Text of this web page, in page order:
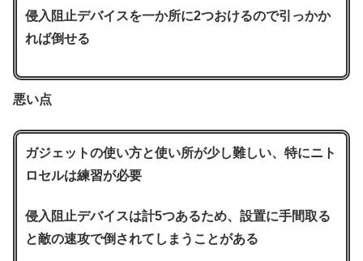
侵入阻止デバイスを一か所に2つおけるので引っかか
れば倒せる
悪い点
ガジェットの使い方と使い所が少し難しい、特にニト
ロセルは練習が必要
侵入阻止デバイスは計5つあるため、設置に手間取る
と敵の速攻で倒されてしまうことがある